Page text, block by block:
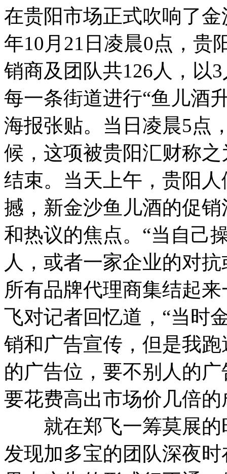
在贵阳市场正式吹响了
年10月21日凌晨0点，贵
销商及团队共126人，以
每一条街道进行“鱼儿酒
海报张贴。当日凌晨5点
候，这项被贵阳汇财称
结束。当天上午，贵阳
撼，新金沙鱼儿酒的促
和热议的焦点。“当自己
人，或者一家企业的对
所有品牌代理商集结起
飞对记者回忆道，“当时
销和广告宣传，但是我
的广告位，要不别人的
要花费高出市场价几倍的
就在郑飞一筹莫展的
发现加多宝的团队深夜